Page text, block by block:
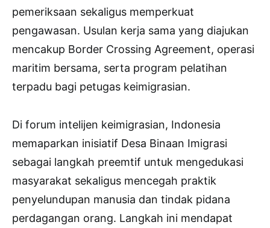
pemeriksaan sekaligus memperkuat
pengawasan. Usulan kerja sama yang diajukan
mencakup Border Crossing Agreement, operasi
maritim bersama, serta program pelatihan
terpadu bagi petugas keimigrasian.
Di forum intelijen keimigrasian, Indonesia
memaparkan inisiatif Desa Binaan Imigrasi
sebagai langkah preemtif untuk mengedukasi
masyarakat sekaligus mencegah praktik
penyelundupan manusia dan tindak pidana
perdagangan orang. Langkah ini mendapat